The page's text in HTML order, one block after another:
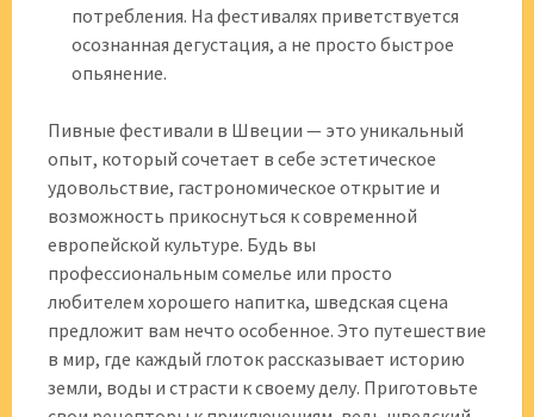
потребления. На фестивалях приветствуется
осознанная дегустация, а не просто быстрое
опьянение.
Пивные фестивали в Швеции — это уникальный
опыт, который сочетает в себе эстетическое
удовольствие, гастрономическое открытие и
возможность прикоснуться к современной
европейской культуре. Будь вы
профессиональным сомелье или просто
любителем хорошего напитка, шведская сцена
предложит вам нечто особенное. Это путешествие
в мир, где каждый глоток рассказывает историю
земли, воды и страсти к своему делу. Приготовьте